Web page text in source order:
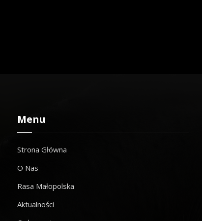
Menu
Strona Główna
O Nas
Rasa Małopolska
Aktualności